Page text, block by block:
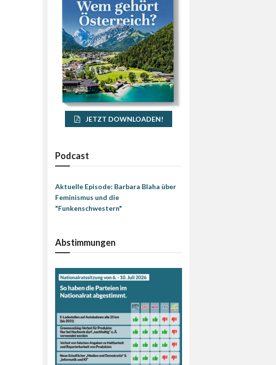
JETZT DOWNLOADEN!
Podcast
Aktuelle Episode: Barbara Blaha über
Feminismus und die
"Funkenschwestern"
Abstimmungen